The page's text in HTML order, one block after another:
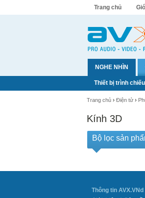
Trang chủ
NGHE NHÌN
Thiết bị trình chiếu
Trang chủ › Điện tử ›
Kính 3D
Bộ lọc sản
Thông tin AVX.VNd